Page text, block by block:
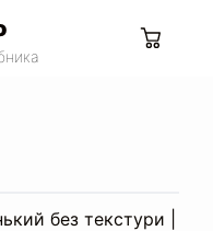
Кошик
без текстури |